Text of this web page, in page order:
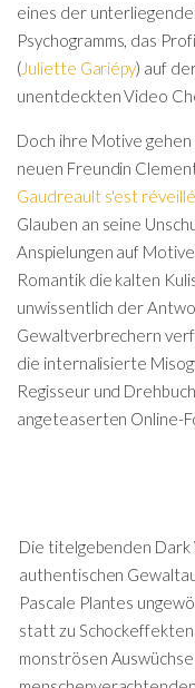
eines der
Psychogramms, das
(Juliette Gariépy) auf
unentdeckten Video
Doch ihre Motive
neuen Freundin
Gaudreault s'est réveillé
Glauben an seine
Anspielungen auf
Romantik die kalten
unwissentlich der
Gewaltverbrechern
die internalisierte
Regisseur und
angeteaserten Online-
Die titelgebenden Dark
authentischen
Pascale Plantes
statt zu
monströsen